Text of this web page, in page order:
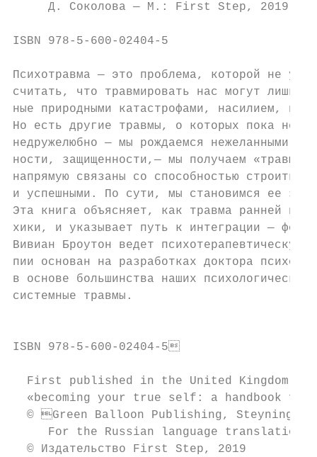
Д. Соколова — M.: First Step, 2019. —
ISBN 978-5-600-02404-5
Психотравма — это проблема, которой не
считать, что травмировать нас могут лишь
ные природными катастрофами, насилием,
Но есть другие травмы, о которых пока не
недружелюбно — мы рождаемся нежеланными
ности, защищенности,— мы получаем «травму
напрямую связаны со способностью строить
и успешными. По сути, мы становимся ее
Эта книга объясняет, как травма ранней
хики, и указывает путь к интеграции —
Вивиан Броутон ведет
пии основан на разработках доктора
в основе большинства наших
системные травмы.
ISBN 978-5-600-02404-5
First published in the United Kingdom in
«becoming your true self: a handbook
© Green Balloon Publishing, Steyning,
For the Russian language
  © Издательство First Step, 2019